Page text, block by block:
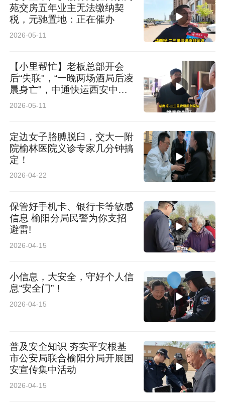
苑交房五年业主无法缴纳契
税，元驰置地：正在催办
2026-05-11
【小里帮忙】老板总部开会
后“失联"，“一晚两场酒局后凌
晨身亡"，中通快运西安中心:
人已去世
2026-05-11
定边女子胳膊脱臼，交大一附
院榆林医院义诊专家几分钟搞
定！
2026-04-22
保管好手机卡、银行卡等敏感
信息 榆阳分局民警为你支招
避雷!
2026-04-15
小信息，大安全，守好个人信
息“安全门”！
2026-04-15
普及安全知识 夯实平安根基
市公安局联合榆阳分局开展国
安宣传集中活动
2026-04-15